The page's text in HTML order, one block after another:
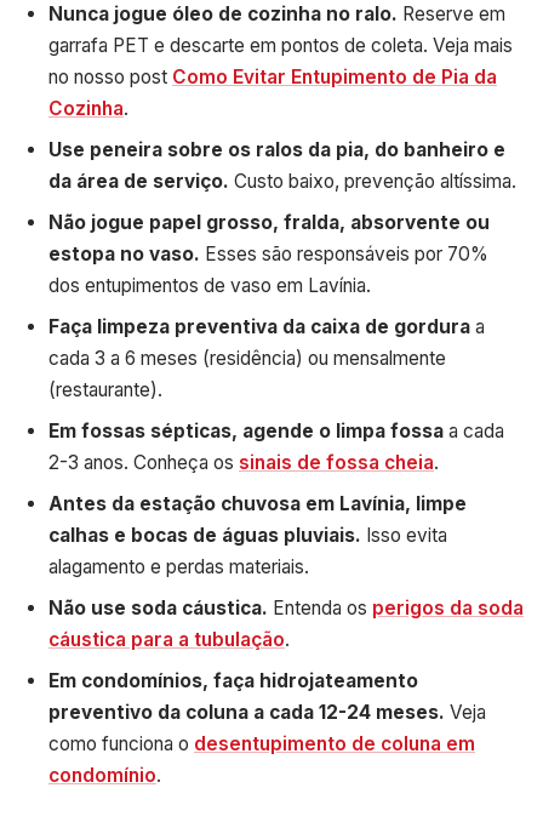
Nunca jogue óleo de cozinha no ralo. Reserve em
garrafa PET e descarte em pontos de coleta. Veja mais
no nosso post Como Evitar Entupimento de Pia da
Cozinha.
Use peneira sobre os ralos da pia, do banheiro e
da área de serviço. Custo baixo, prevenção altíssima.
Não jogue papel grosso, fralda, absorvente ou
estopa no vaso. Esses são responsáveis por 70%
dos entupimentos de vaso em Lavínia.
Faça limpeza preventiva da caixa de gordura a
cada 3 a 6 meses (residência) ou mensalmente
(restaurante).
Em fossas sépticas, agende o limpa fossa a cada
2-3 anos. Conheça os sinais de fossa cheia.
Antes da estação chuvosa em Lavínia, limpe
calhas e bocas de águas pluviais. Isso evita
alagamento e perdas materiais.
Não use soda cáustica. Entenda os perigos da soda
cáustica para a tubulação.
Em condomínios, faça hidrojateamento
preventivo da coluna a cada 12-24 meses. Veja
como funciona o desentupimento de coluna em
condomínio.